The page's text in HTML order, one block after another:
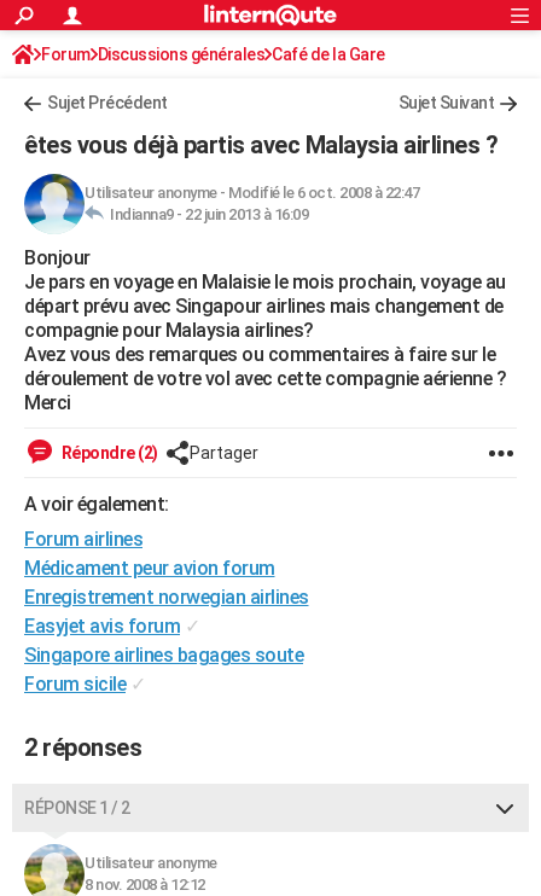
ACTUALITÉS
Politique
Société
Faits Divers
Education
Monde
Villes
+
FINANCE
Retraite
Impôts
Epargne
Immobilier
Risques naturels par ville
Banque
Assurance
Crédit
AUTO
Essais
Réserver un essai
Citadines
Berlines
SUV
Forum auto
+HIGH-TECH
Mobiles
Meilleur smartphone
Internet
Ordinateurs
Jeux vidéo
Guide high-tech
+BRICOLAGE
Forum
Aménagement intérieur
Extérieur
Cuisine
Salle de bains
Jardinage
Rangement
WEEK-END
Art de vivre
Bien-être
Loisirs
Mode
Modes de vie
Alimentation
Guide de la santé
Maladies
Médicaments
Sommeil
Destinations
City break
Voyage nature
Voyage de noces
Forum
Climat
+PHOTO
GUIDES D'ACHAT
BONS PLANS
Carte de Noël
Carte Bonne année
Carte Saint-Valentin
Carte Pâques
Carte d'anniversaire
DICTIONNAIRE
Dictionnaire
Biographies
Citations
Expressions
Proverbes
PROGRAMME TV
COPAINS D'AVANT
S'inscrire
Connexion
Forum Discussions générales Café de la Gare
Sujet Précédent Sujet Suivant
êtes vous déjà partis avec Malaysia airlines ?
Utilisateur anonyme- Modifié le 6 oct. 2008 à 22:47
Indianna9 - 22 juin 2013 à 16:09
Bonjour
Je pars en voyage en Malaisie le mois prochain, voyage au
départ prévu avec Singapour airlines mais changement de
compagnie pour Malaysia airlines?
Avez vous des remarques ou commentaires à faire sur le
déroulement de votre vol avec cette compagnie aérienne ?
Merci
Répondre (2) Partager
A voir également:
Forum airlines
Médicament peur avion forum
Enregistrement norwegian airlines
Easyjet avis forum ✓
Singapore airlines bagages soute
Forum sicile ✓
2 réponses
RÉPONSE 1 / 2
Utilisateur anonyme
8 nov. 2008 à 12:12